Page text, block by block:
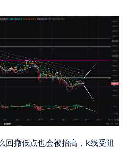
回撤低点也会被抬高，k线受阻